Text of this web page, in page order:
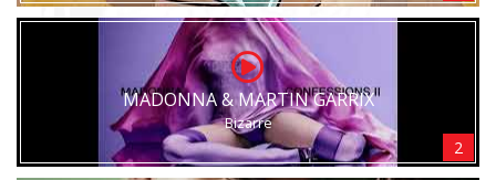
MADONNA & MARTIN GARRIX
Bizarre
2